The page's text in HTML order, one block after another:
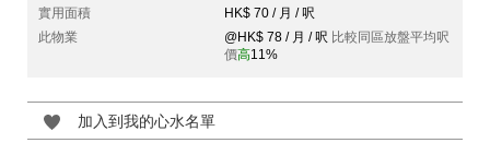
實用面積
HK$ 70 / 月 / 呎
此物業
@HK$ 78 / 月 / 呎 比較同區放盤平均呎
價高11%
加入到我的心水名單